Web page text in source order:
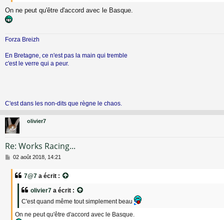
On ne peut qu'être d'accord avec le Basque.
Forza Breizh
En Bretagne, ce n'est pas la main qui tremble
c'est le verre qui a peur.
C'est dans les non-dits que règne le chaos.
olivier7
Re: Works Racing...
M
02 août 2018, 14:21
7@7 a écrit :
olivier7 a écrit :
C'est quand même tout simplement beau
On ne peut qu'être d'accord avec le Basque.